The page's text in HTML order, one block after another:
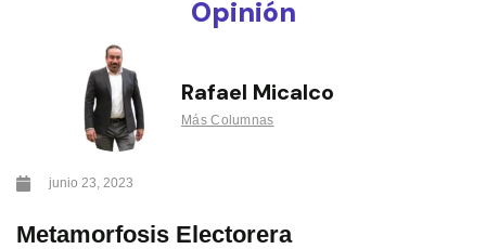
Opinión
Rafael Micalco
Más Columnas
junio 23, 2023
Metamorfosis Electorera